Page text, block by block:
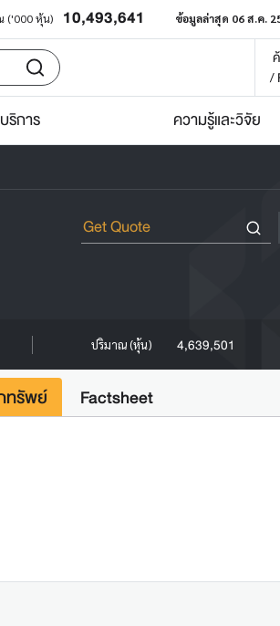
('000 หุ้น) 10,493,641 ข้อมูลล่าสุด 06 ส.ค.
/
บริการ ความรู้และวิจัย
ปริมาณ (หุ้น) 4,639,501
ทรัพย์ Factsheet